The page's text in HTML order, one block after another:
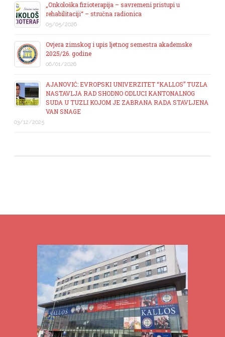
„Onkološka fizioterapija – savremeni pristupi u
rehabilitaciji“ – stručna radionica
05/05/2026
Ovjera zimskog i upis ljetnog semestra akademske
2025/26. godine
06/01/2026
AJANOVIĆ: EVROPSKI UNIVERZITET “KALLOS” TUZLA
NASTAVLJA RAD SHODNO ODLUCI KANTONALNOG
SUDA U TUZLI KOJOM JE ZABRANA RADA STAVLJENA
VAN SNAGE
03/12/2025